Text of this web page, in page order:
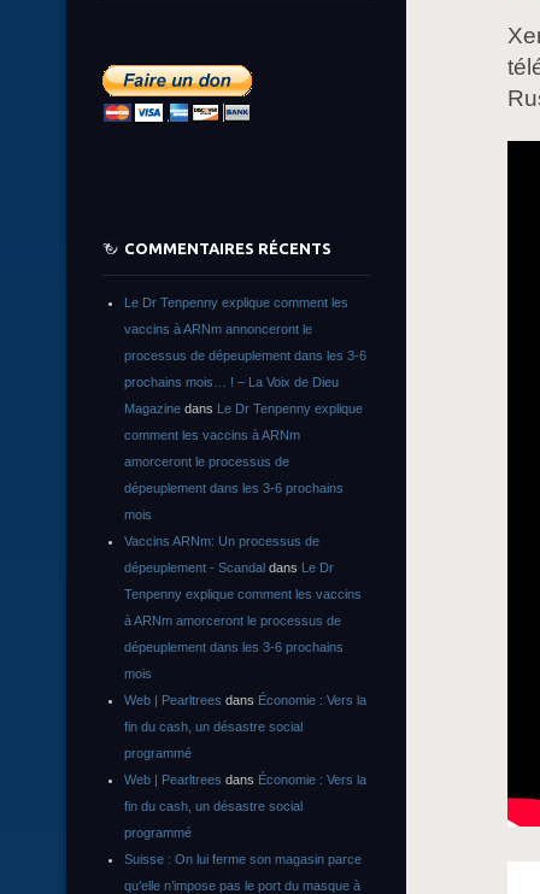
COMMENTAIRES RÉCENTS
Le Dr Tenpenny explique comment les
vaccins à ARNm annonceront le
processus de dépeuplement dans les 3-6
prochains mois… ! – La Voix de Dieu
Magazine dans Le Dr Tenpenny explique
comment les vaccins à ARNm
amorceront le processus de
dépeuplement dans les 3-6 prochains
mois
Vaccins ARNm: Un processus de
dépeuplement - Scandal dans Le Dr
Tenpenny explique comment les vaccins
à ARNm amorceront le processus de
dépeuplement dans les 3-6 prochains
mois
Web | Pearltrees dans Économie : Vers la
fin du cash, un désastre social
programmé
Web | Pearltrees dans Économie : Vers la
fin du cash, un désastre social
programmé
Suisse : On lui ferme son magasin parce
qu’elle n’impose pas le port du masque à